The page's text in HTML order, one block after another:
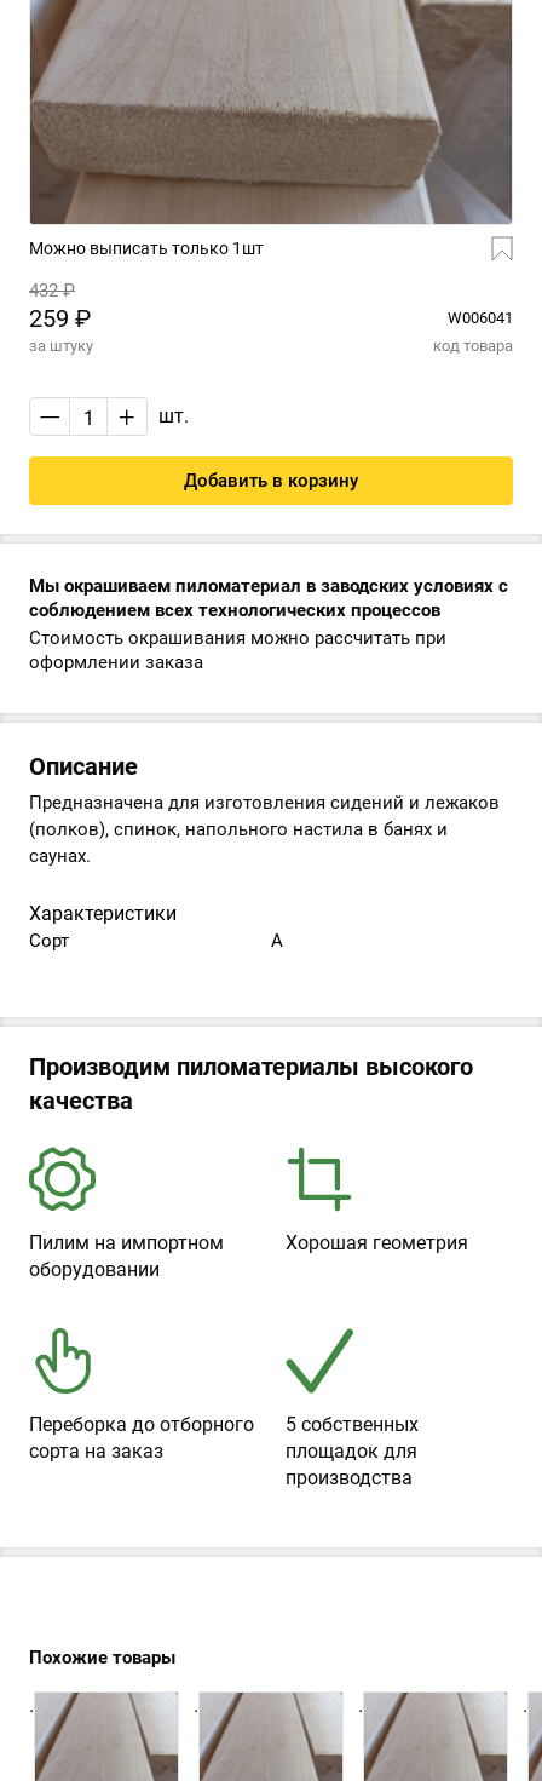
Можно выписать только 1шт
432 ₽
259 ₽
W006041
за штуку
код товара
— + шт.
Добавить в корзину
Мы окрашиваем пиломатериал в заводских условиях с
соблюдением всех технологических процессов
Стоимость окрашивания можно рассчитать при
оформлении заказа
Описание
Предназначена для изготовления сидений и лежаков
(полков), спинок, напольного настила в банях и
саунах.
Характеристики
Сорт А
Производим пиломатериалы высокого
качества
Пилим на импортном
оборудовании
Хорошая геометрия
Переборка до отборного
сорта на заказ
5 собственных
площадок для
производства
Похожие товары
. . . .